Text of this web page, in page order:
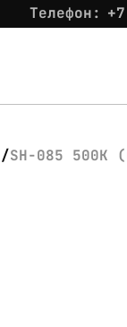
Телефон:
SH-085 500K